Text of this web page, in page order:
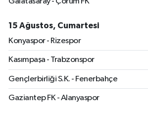
15 Ağustos, Cumartesi
Konyaspor - Rizespor
Kasımpaşa - Trabzonspor
Gençlerbirliği S.K. - Fenerbahçe
Gaziantep FK - Alanyaspor